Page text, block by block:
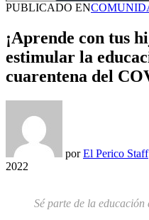
PUBLICADO EN
¡Aprende con tus
estimular la
cuarentena del
por El Perico Staff
2022
Sé parte de la